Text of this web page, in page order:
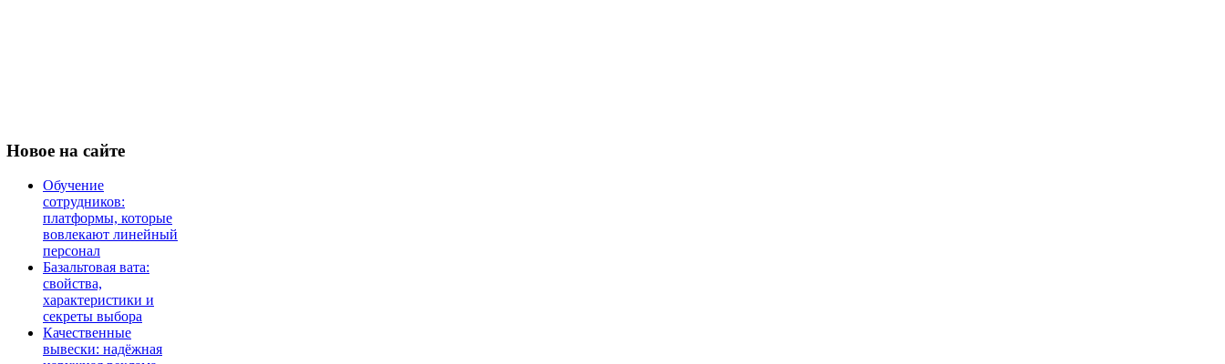
Новое на сайте
Обучение
сотрудников:
платформы, которые
вовлекают линейный
персонал
Базальтовая вата:
свойства,
характеристики и
секреты выбора
Качественные
вывески: надёжная